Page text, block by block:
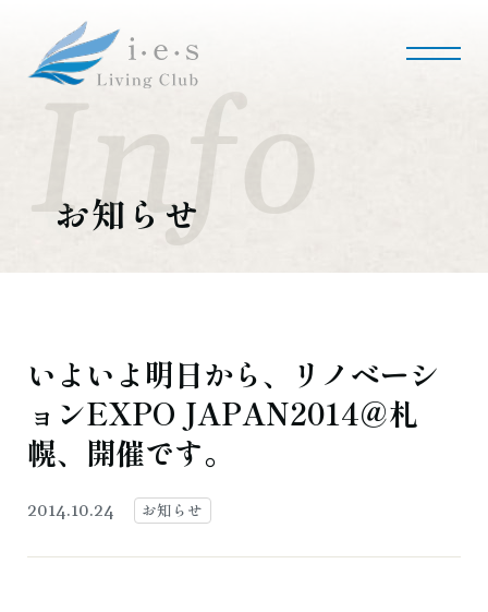
お知らせ
いよいよ明日から、リノベーシ
ョンEXPO JAPAN2014＠札
幌、開催です。
2014.10.24 お知らせ
i・e・sリビング倶楽部について
事業内容
会社概要
施工事例・実績
マンションリノベーション
採用情報
募集職種 募集要項
よくある質問 お知らせ
ご相談・お問い合わせ